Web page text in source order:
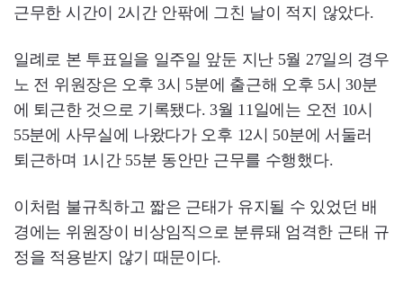
근무한 시간이 2시간 안팎에 그친 날이 적지 않았다.
일례로 본 투표일을 일주일 앞둔 지난 5월 27일의 경우
노 전 위원장은 오후 3시 5분에 출근해 오후 5시 30분
에 퇴근한 것으로 기록됐다. 3월 11일에는 오전 10시
55분에 사무실에 나왔다가 오후 12시 50분에 서둘러
퇴근하며 1시간 55분 동안만 근무를 수행했다.
이처럼 불규칙하고 짧은 근태가 유지될 수 있었던 배
경에는 위원장이 비상임직으로 분류돼 엄격한 근태 규
정을 적용받지 않기 때문이다.